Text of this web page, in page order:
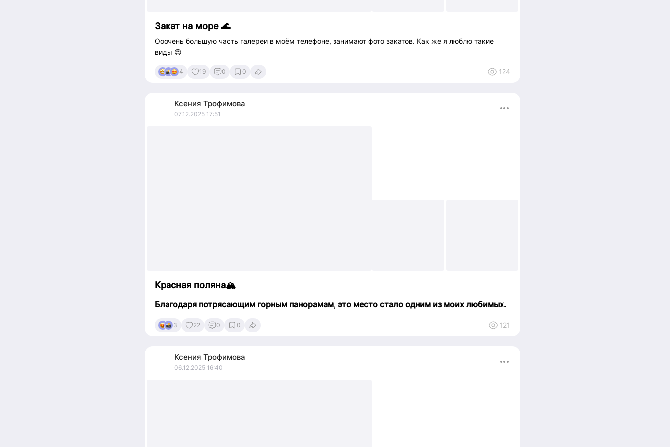
Закат на море 🌊
Ооочень большую часть галереи в моём телефоне, занимают фото закатов. Как же я люблю такие
виды 😍
4 19 0 0 124
Ксения Трофимова
07.12.2025 17:51
Красная поляна🏔️
Благодаря потрясающим горным панорамам, это место стало одним из моих любимых.
3 22 0 0 121
Ксения Трофимова
06.12.2025 16:40